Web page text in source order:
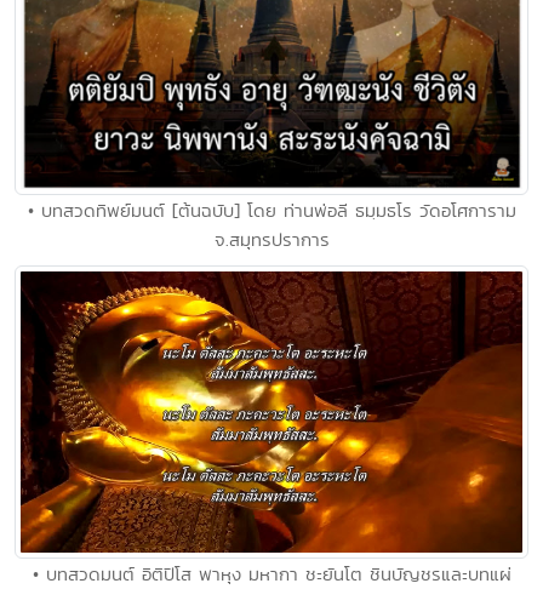
• บทสวดทิพย์มนต์ [ต้นฉบับ] โดย ท่านพ่อลี ธมฺมธโร วัดอโศการาม
จ.สมุทรปราการ
• บทสวดมนต์ อิติปิโส พาหุง มหากา ชะยันโต ชินบัญชรและบทแผ่